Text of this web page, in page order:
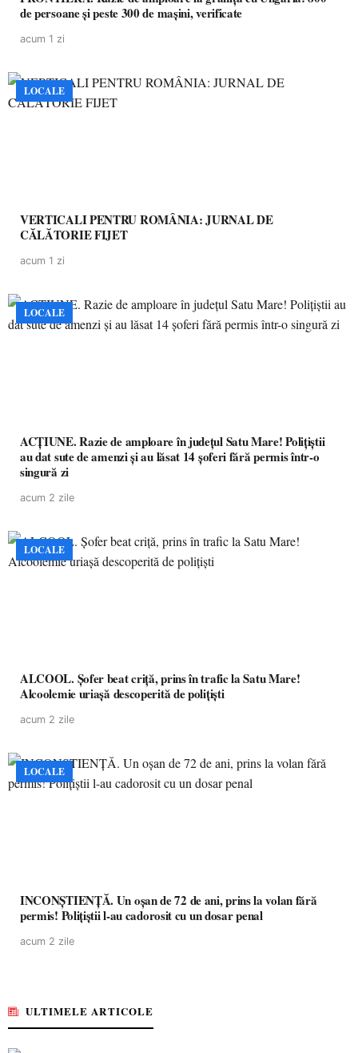
de persoane și peste 300 de mașini, verificate
acum 1 zi
LOCALE
VERTICALI PENTRU ROMÂNIA: JURNAL DE
CĂLĂTORIE FIJET
acum 1 zi
LOCALE
ACȚIUNE. Razie de amploare în județul Satu Mare! Polițiștii
au dat sute de amenzi și au lăsat 14 șoferi fără permis într-o
singură zi
acum 2 zile
LOCALE
ALCOOL. Șofer beat criță, prins în trafic la Satu Mare!
Alcoolemie uriașă descoperită de polițiști
acum 2 zile
LOCALE
INCONȘTIENȚĂ. Un oșan de 72 de ani, prins la volan fără
permis! Polițiștii l-au cadorosit cu un dosar penal
acum 2 zile
ULTIMELE ARTICOLE